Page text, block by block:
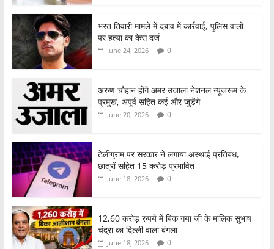
भरत तिवारी मामले में दबाव में कार्रवाई, पुलिस वालों
पर हत्या का केस दर्ज
June 24, 2026 0
अरुण चौहान होंगे अमर उजाला नेशनल न्यूजरूम के
प्रमुख, अपूर्व सहित कई और जुड़ेंगे
June 20, 2026 0
टेलीग्राम पर सरकार ने लगाया अस्थाई प्रतिबंध,
छात्रों सहित 15 करोड़ प्रभावित
June 18, 2026 0
12,60 करोड़ रुपये में बिक गया जी के मालिक सुभाष
चंद्रा का दिल्ली वाला बंगला
June 18, 2026 0